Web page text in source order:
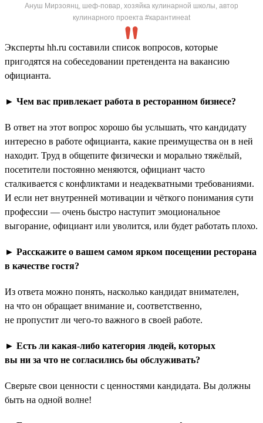
Ануш Мирзоянц, шеф-повар, хозяйка кулинарной школы, автор
кулинарного проекта #карантинeat
Эксперты hh.ru составили список вопросов, которые
пригодятся на собеседовании претендента на вакансию
официанта.
► Чем вас привлекает работа в ресторанном бизнесе?
В ответ на этот вопрос хорошо бы услышать, что кандидату
интересно в работе официанта, какие преимущества он в ней
находит. Труд в общепите физически и морально тяжёлый,
посетители постоянно меняются, официант часто
сталкивается с конфликтами и неадекватными требованиями.
И если нет внутренней мотивации и чёткого понимания сути
профессии — очень быстро наступит эмоциональное
выгорание, официант или уволится, или будет работать плохо.
► Расскажите о вашем самом ярком посещении ресторана
в качестве гостя?
Из ответа можно понять, насколько кандидат внимателен,
на что он обращает внимание и, соответственно,
не пропустит ли чего-то важного в своей работе.
► Есть ли какая-либо категория людей, которых
вы ни за что не согласились бы обслуживать?
Сверьте свои ценности с ценностями кандидата. Вы должны
быть на одной волне!